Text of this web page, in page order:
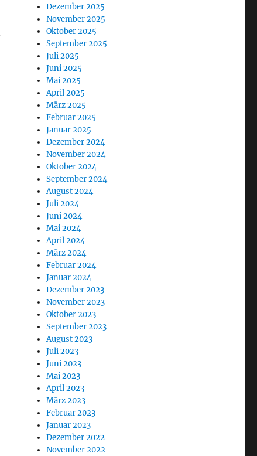
Dezember 2025
November 2025
Oktober 2025
September 2025
Juli 2025
Juni 2025
Mai 2025
April 2025
März 2025
Februar 2025
Januar 2025
Dezember 2024
November 2024
Oktober 2024
September 2024
August 2024
Juli 2024
Juni 2024
Mai 2024
April 2024
März 2024
Februar 2024
Januar 2024
Dezember 2023
November 2023
Oktober 2023
September 2023
August 2023
Juli 2023
Juni 2023
Mai 2023
April 2023
März 2023
Februar 2023
Januar 2023
Dezember 2022
November 2022